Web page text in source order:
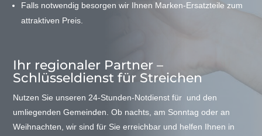
Falls notwendig besorgen wir Ihnen Marken-Ersatzteile zum
attraktiven Preis.
Ihr regionaler Partner –
Schlüsseldienst für Streichen
Nutzen Sie unseren 24-Stunden-Notdienst für und den
umliegenden Gemeinden. Ob nachts, am Sonntag oder an
Weihnachten, wir sind für Sie erreichbar und helfen Ihnen in